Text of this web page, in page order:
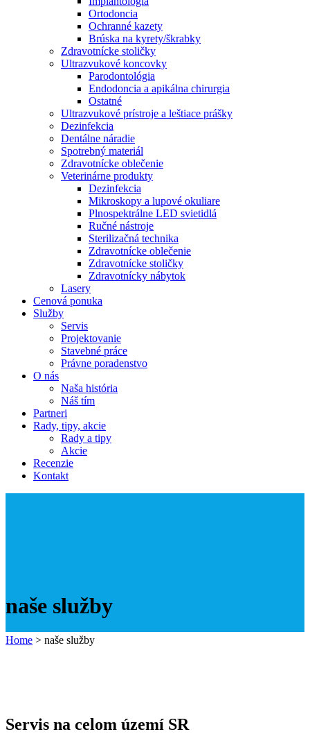
Ortodoncia
Ochranné kazety
Brúska na kyrety/škrabky
Zdravotnícke stoličky
Ultrazvukové koncovky
Parodontológia
Endodoncia a apikálna chirurgia
Ostatné
Ultrazvukové prístroje a leštiace prášky
Dezinfekcia
Dentálne náradie
Spotrebný materiál
Zdravotnícke oblečenie
Veterinárne produkty
Dezinfekcia
Mikroskopy a lupové okuliare
Plnospektrálne LED svietidlá
Ručné nástroje
Sterilizačná technika
Zdravotnícke oblečenie
Zdravotnícke stoličky
Zdravotnícky nábytok
Lasery
Cenová ponuka
Služby
Servis
Projektovanie
Stavebné práce
Právne poradenstvo
O nás
Naša história
Náš tím
Partneri
Rady, tipy, akcie
Rady a tipy
Akcie
Recenzie
Kontakt
naše služby
Home > naše služby
Servis na celom území SR